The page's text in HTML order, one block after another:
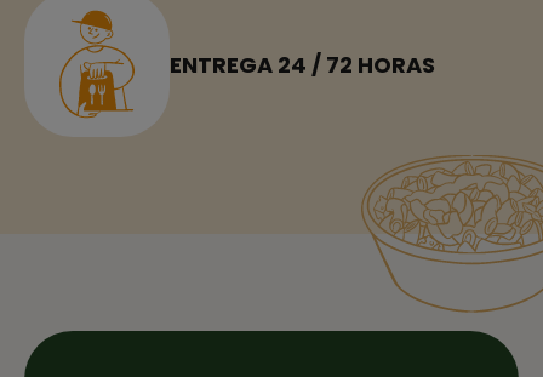
ENTREGA 24 / 72 HORAS